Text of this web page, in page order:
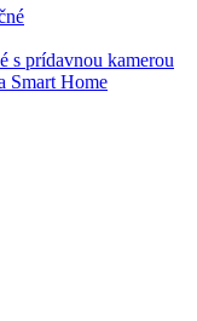
s prídavnou kamerou
Smart Home